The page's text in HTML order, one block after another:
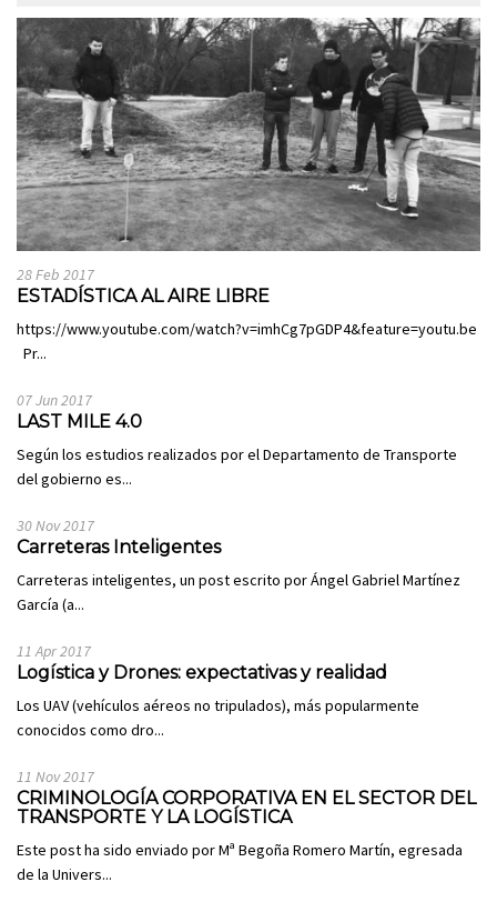
28 Feb 2017
ESTADÍSTICA AL AIRE LIBRE
https://www.youtube.com/watch?v=imhCg7pGDP4&feature=youtu.be
Pr...
07 Jun 2017
LAST MILE 4.0
Según los estudios realizados por el Departamento de Transporte
del gobierno es...
30 Nov 2017
Carreteras Inteligentes
Carreteras inteligentes, un post escrito por Ángel Gabriel Martínez
García (a...
11 Apr 2017
Logística y Drones: expectativas y realidad
Los UAV (vehículos aéreos no tripulados), más popularmente
conocidos como dro...
11 Nov 2017
CRIMINOLOGÍA CORPORATIVA EN EL SECTOR DEL
TRANSPORTE Y LA LOGÍSTICA
Este post ha sido enviado por Mª Begoña Romero Martín, egresada
de la Univers...